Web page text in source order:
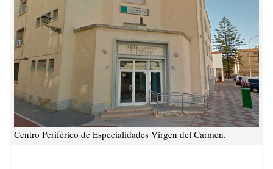
Centro Periférico de Especialidades Virgen del Carmen.